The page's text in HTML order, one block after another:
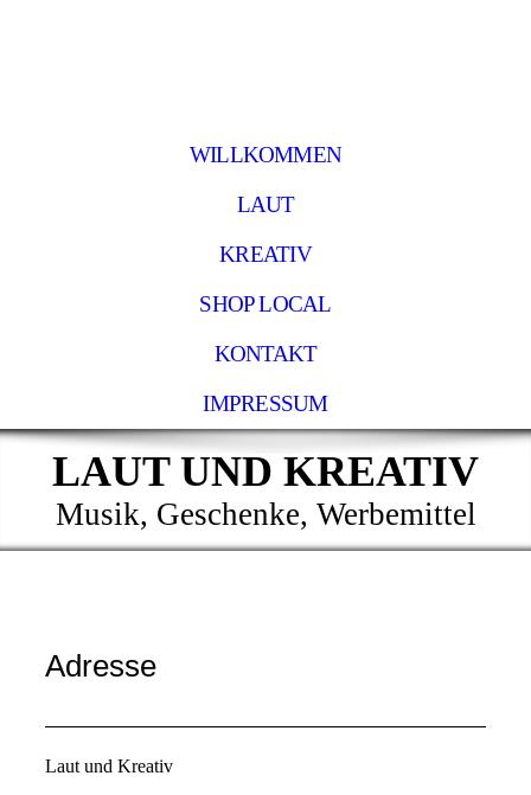
WILLKOMMEN
LAUT
KREATIV
SHOP LOCAL
KONTAKT
IMPRESSUM
LAUT UND KREATIV
Musik, Geschenke, Werbemittel
Adresse
Laut und Kreativ